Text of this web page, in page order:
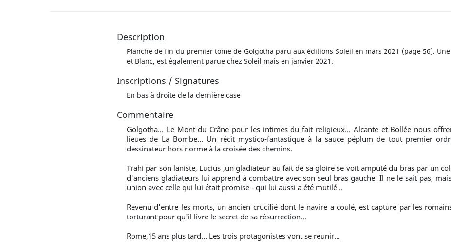
Description
Planche de fin du premier tome de Golgotha paru aux éditions Soleil en mars 2021 (page 56).
et Blanc, est également parue chez Soleil mais en janvier 2021.
Inscriptions / Signatures
En bas à droite de la dernière case
Commentaire
Golgotha... Le Mont du Crâne pour les intimes du fait religieux... Alcante et Bollée nous
lieues de La Bombe... Un récit mystico-fantastique à la sauce péplum de tout premier
dessinateur hors norme à la croisée des chemins.
Trahi par son laniste, Lucius ,un gladiateur au fait de sa gloire se voit amputé du bras par un
d'anciens gladiateurs lui apprend à combattre avec son seul bras gauche. Il ne le sait pas,
union avec celle qui lui était promise - qui lui aussi a été mutilé...
Revenu d'entre les morts, un ancien crucifié dont le navire a coulé, est capturé par les
torturant pour qu'il livre le secret de sa résurrection...
Rome,15 ans plus tard... Les trois protagonistes vont se réunir...